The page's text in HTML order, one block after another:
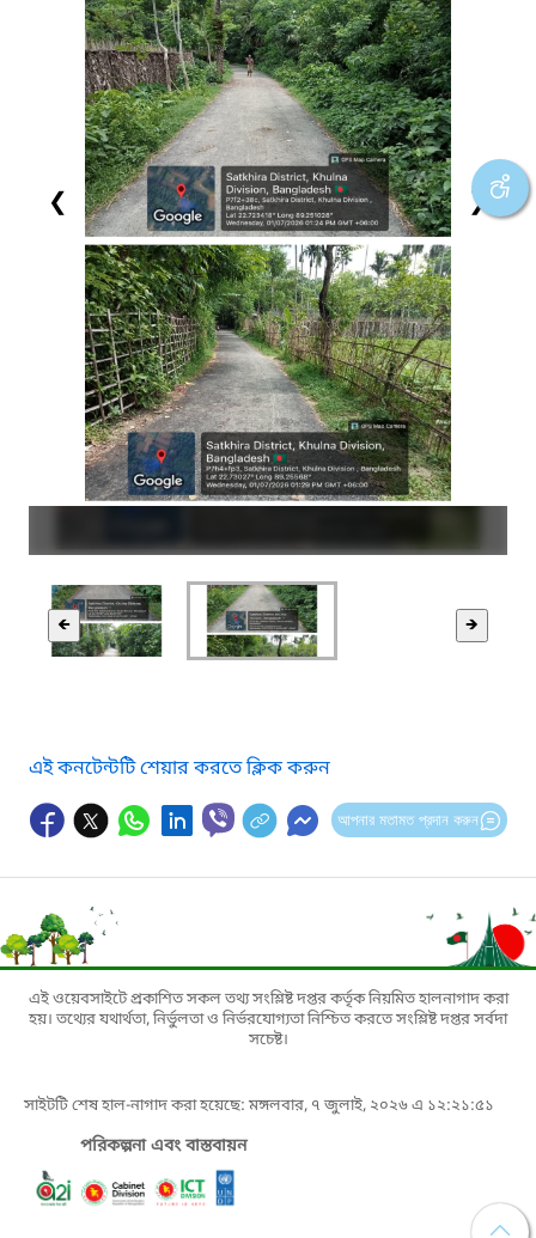
❮ ❯
🡸 🡺
এই কনটেন্টটি শেয়ার করতে ক্লিক করুন
আপনার মতামত প্রদান করুন
এই ওয়েবসাইটে প্রকাশিত সকল তথ্য সংশ্লিষ্ট দপ্তর কর্তৃক নিয়মিত হালনাগাদ করা
হয়। তথ্যের যথার্থতা, নির্ভুলতা ও নির্ভরযোগ্যতা নিশ্চিত করতে সংশ্লিষ্ট দপ্তর সর্বদা
সচেষ্ট।
সাইটটি শেষ হাল-নাগাদ করা হয়েছে: মঙ্গলবার, ৭ জুলাই, ২০২৬ এ ১২:২১:৫১
পরিকল্পনা এবং বাস্তবায়ন